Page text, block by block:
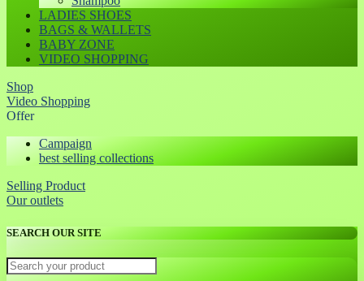
LADIES SHOES
BAGS & WALLETS
BABY ZONE
VIDEO SHOPPING
Shop
Video Shopping
Offer
Campaign
best selling collections
Selling Product
Our outlets
SEARCH OUR SITE